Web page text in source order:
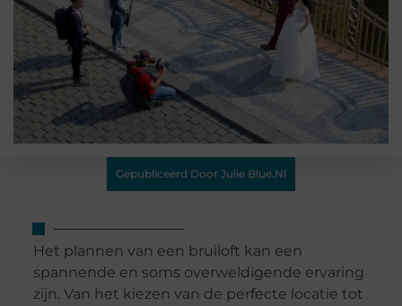
Gepubliceerd Door Julie Blue.nl
Het plannen van een bruiloft kan een
spannende en soms overweldigende ervaring
zijn. Van het kiezen van de perfecte locatie tot